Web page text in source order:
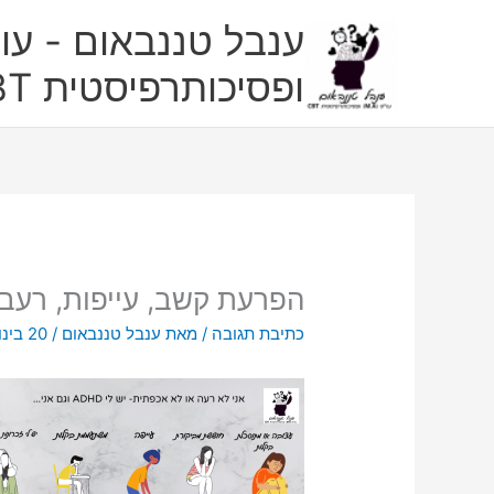
ענבל טננבאום -
ופסיכותרפיסטית CBT
הפרעת קשב, עייפות, רעב,
כתיבת תגובה / מאת ענבל טננבאום/20 בינואר 2022